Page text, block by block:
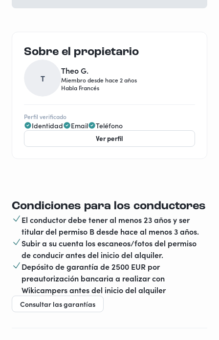
Sobre el propietario
T
Theo G.
Miembro desde hace 2 años
Habla Francés
Perfil verificado
Identidad Email Teléfono
Ver perfil
Condiciones para los conductores
El conductor debe tener al menos 23 años y ser
titular del permiso B desde hace al menos 3 años.
Subir a su cuenta los escaneos/fotos del permiso
de conducir antes del inicio del alquiler.
Depósito de garantía de 2500 EUR por
preautorización bancaria a realizar con
Wikicampers antes del inicio del alquiler
Consultar las garantías